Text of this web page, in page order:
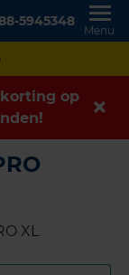
5945348
Menu
korting op